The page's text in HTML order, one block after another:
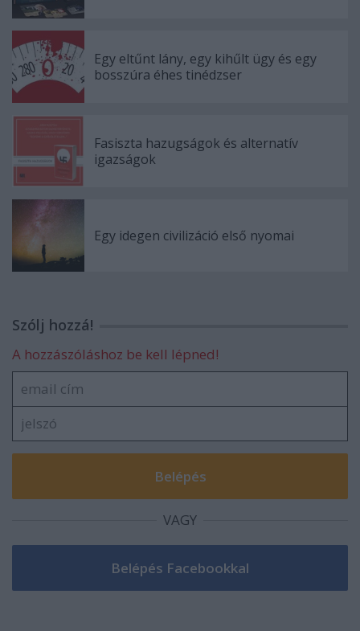
Egy eltűnt lány, egy kihűlt ügy és egy
bosszúra éhes tinédzser
Fasiszta hazugságok és alternatív
igazságok
Egy idegen civilizáció első nyomai
Szólj hozzá!
A hozzászóláshoz be kell lépned!
VAGY